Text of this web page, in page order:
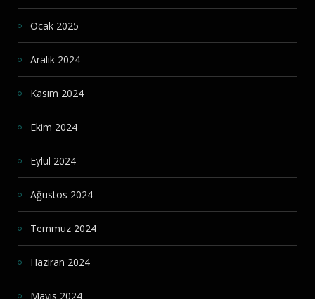
Ocak 2025
Aralık 2024
Kasım 2024
Ekim 2024
Eylül 2024
Ağustos 2024
Temmuz 2024
Haziran 2024
Mayıs 2024